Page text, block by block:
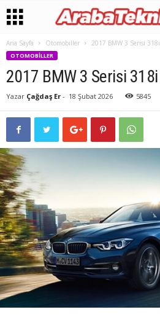
Ana Sayfa Otomobiller 2017 BMW 3 Serisi 318i
OTOMOBILLER
2017 BMW 3 Serisi 318i
Yazar Çağdaş Er - 18 Şubat 2026 5845